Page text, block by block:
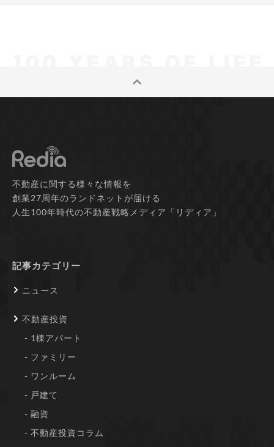
不動産に関する様々な情報を
創業27周年のランドネットが届ける
人生100年時代の不動産戦略メディア「リディア」
記事カテゴリー
ニュース
不動産投資
1棟アパート
ファミリー
ワンルーム
戸建て
融資
不動産投資コラム